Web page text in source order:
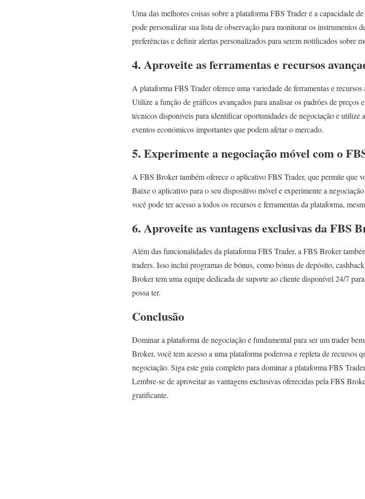
Uma das melhores coisas sobre a plataforma FBS Trader é a capacidade
pode personalizar sua lista de observação para monitorar os instrumentos
preferências e definir alertas personalizados para serem notificados sobre
4. Aproveite as ferramentas e recursos
A plataforma FBS Trader oferece uma variedade de ferramentas e
Utilize a função de gráficos avançados para analisar os padrões de preços
técnicos disponíveis para identificar oportunidades de negociação e utilize
eventos económicos importantes que podem afetar o mercado.
5. Experimente a negociação móvel com o
A FBS Broker também oferece o aplicativo FBS Trader, que permite que
Baixe o aplicativo para o seu dispositivo móvel e experimente a
você pode ter acesso a todos os recursos e ferramentas da plataforma,
6. Aproveite as vantagens exclusivas da FBS
Além das funcionalidades da plataforma FBS Trader, a FBS Broker
traders. Isso inclui programas de bónus, como bónus de depósito,
Broker tem uma equipe dedicada de suporte ao cliente disponível 24/7
possa ter.
Conclusão
Dominar a plataforma de negociação é fundamental para ser um trader
Broker, você tem acesso a uma plataforma poderosa e repleta de recursos
negociação. Siga este guia completo para dominar a plataforma FBS
Lembre-se de aproveitar as vantagens exclusivas oferecidas pela FBS
gratificante.